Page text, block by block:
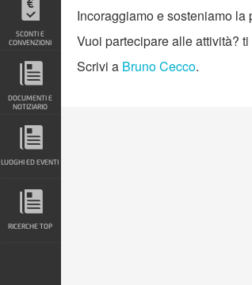
SCONTI E
CONVENZIONI
SCONTI E CONVENZIONI
DOCUMENTI E
NOTIZIARIO
LUOGHI ED EVENTI
RICERCHE TOP
Incoraggiamo e sosteniamo
Vuoi partecipare alle attività?
Scrivi a Bruno Cecco.